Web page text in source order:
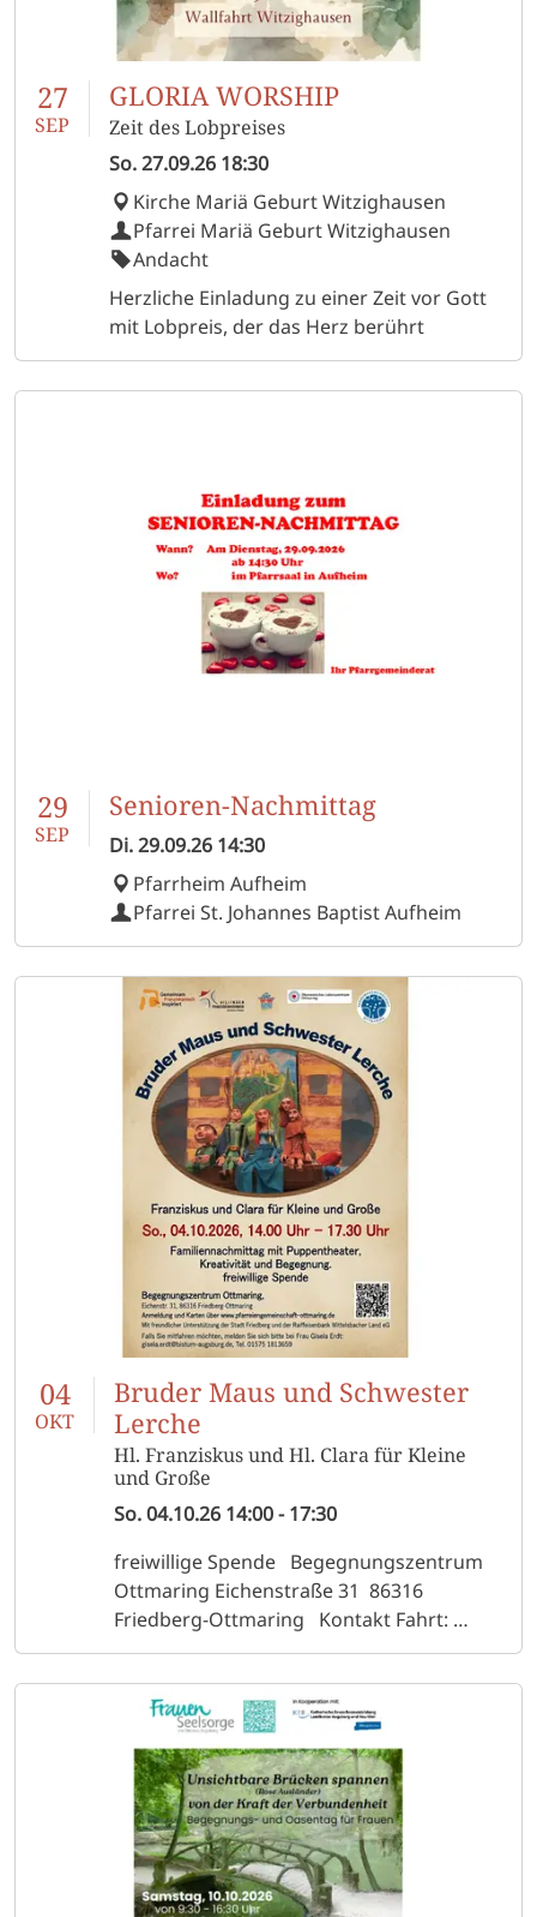
27
SEP
GLORIA WORSHIP
Zeit des Lobpreises
So.27.09.26 18:30
Kirche Mariä Geburt Witzighausen
Pfarrei Mariä Geburt Witzighausen
Andacht
Herzliche Einladung zu einer Zeit vor Gott
mit Lobpreis, der das Herz berührt
29
SEP
Senioren-Nachmittag
Di.29.09.26 14:30
Pfarrheim Aufheim
Pfarrei St. Johannes Baptist Aufheim
04
OKT
Bruder Maus und Schwester
Lerche
Hl. Franziskus und Hl. Clara für Kleine
und Große
So.04.10.26 14:00- 17:30
freiwillige Spende Begegnungszentrum
Ottmaring Eichenstraße 31 86316
Friedberg-Ottmaring Kontakt Fahrt:
gisela.erdt@bistum-augsburg.de Tel.
01575 1813659